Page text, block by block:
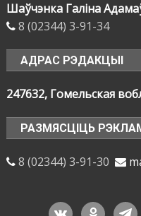
Шаўчэнка Галіна
8 (02344) 3-91-34
АДРАС РЭДАКЦЫІ
247632, Гомельская
РАЗМЯСЦІЦЬ
8 (02344) 3-91-30
vkontakte